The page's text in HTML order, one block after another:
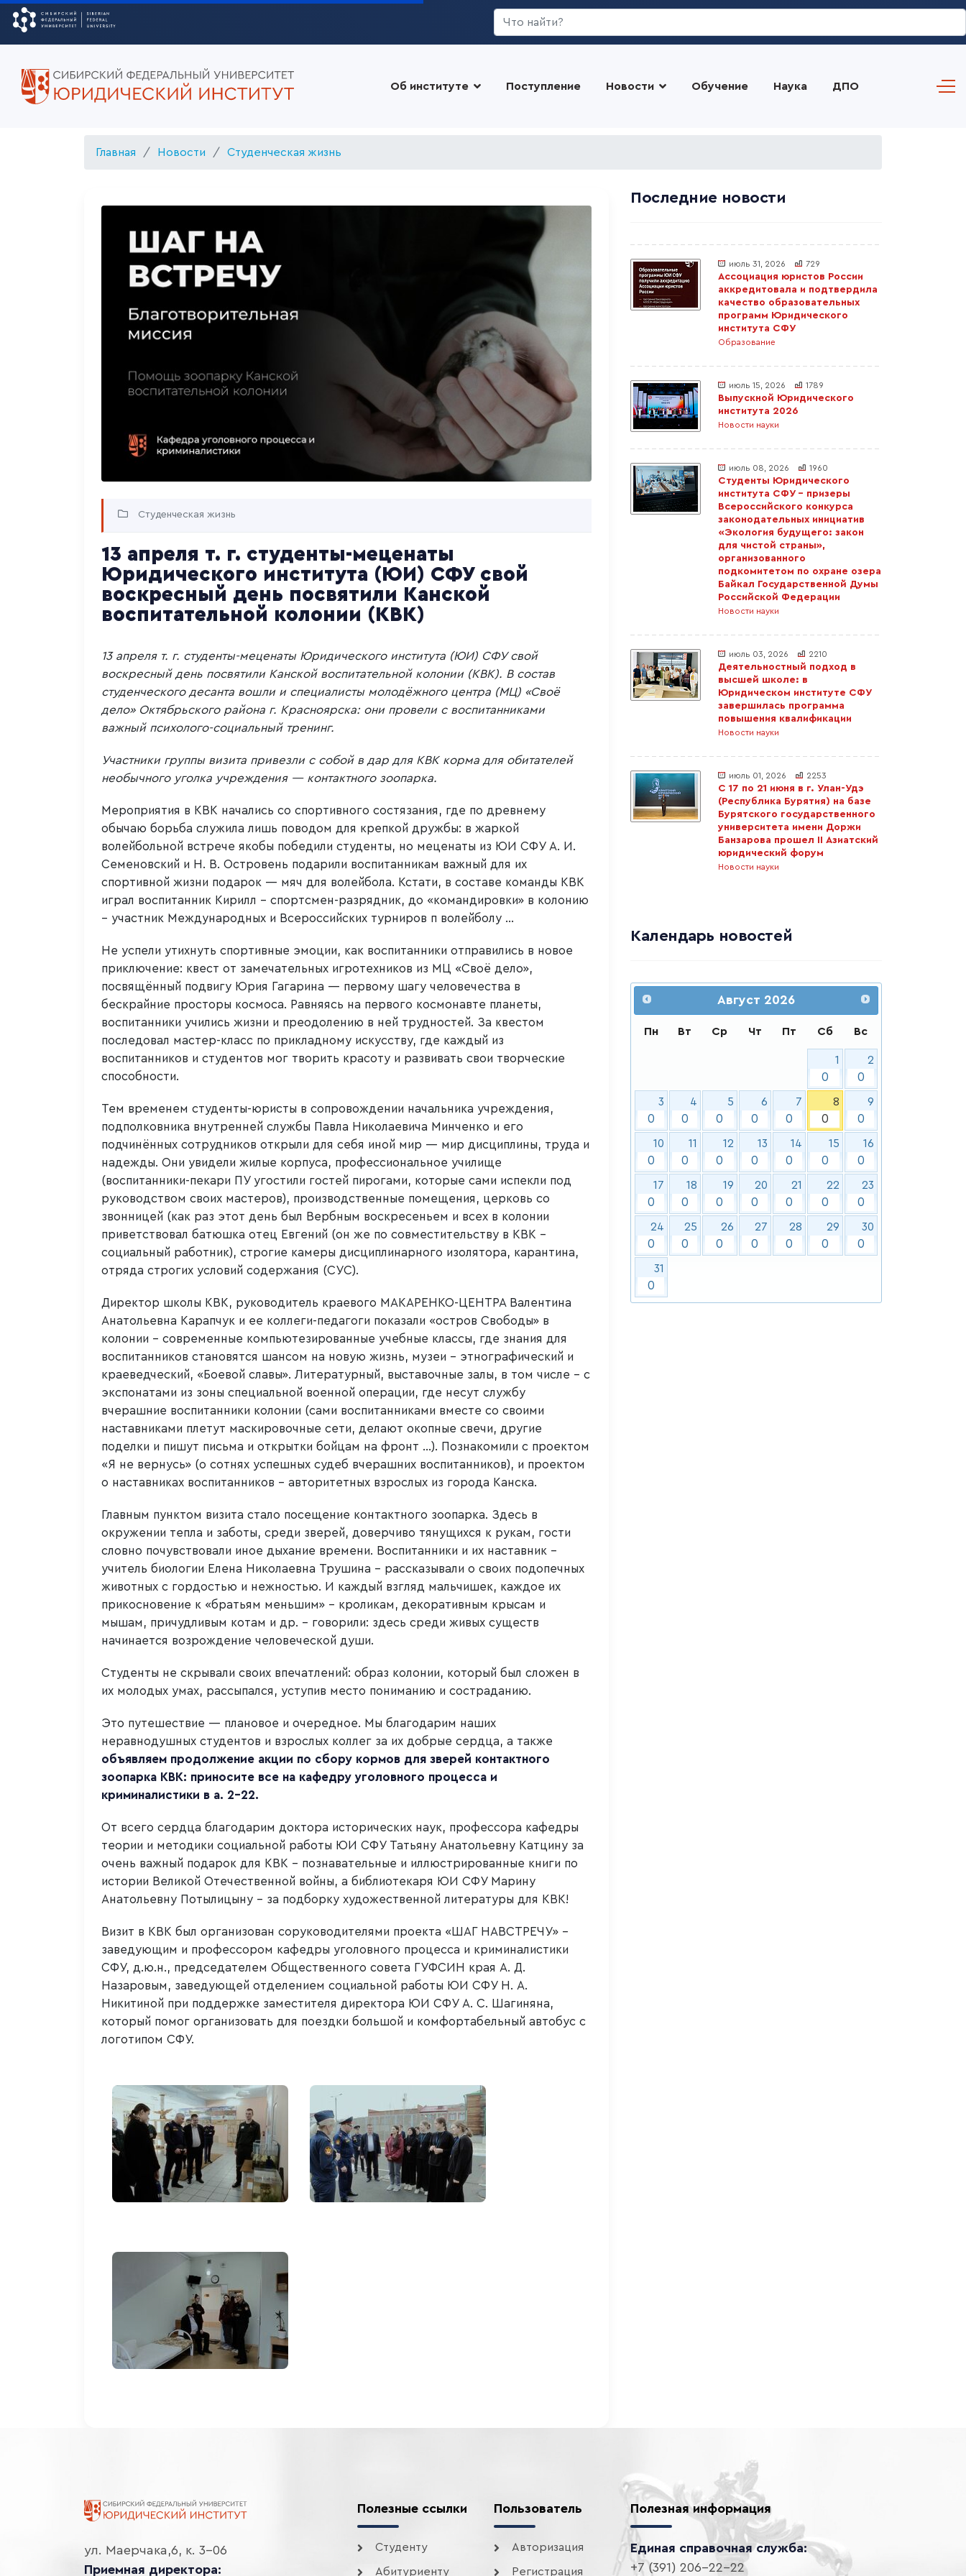
Искать...
Об институте Поступление Новости Обучение Наука ДПО
Главная Новости Студенческая жизнь
Студенческая жизнь
13 апреля т. г. студенты-меценаты
Юридического института (ЮИ) СФУ свой
воскресный день посвятили Канской
воспитательной колонии (КВК)
13 апреля т. г. студенты-меценаты Юридического института (ЮИ) СФУ свой
воскресный день посвятили Канской воспитательной колонии (КВК). В состав
студенческого десанта вошли и специалисты молодёжного центра (МЦ) «Своё
дело» Октябрьского района г. Красноярска: они провели с воспитанниками
важный психолого-социальный тренинг.
Участники группы визита привезли с собой в дар для КВК корма для обитателей
необычного уголка учреждения — контактного зоопарка.
Мероприятия в КВК начались со спортивного состязания, где по древнему
обычаю борьба служила лишь поводом для крепкой дружбы: в жаркой
волейбольной встрече якобы победили студенты, но меценаты из ЮИ СФУ А. И.
Семеновский и Н. В. Островень подарили воспитанникам важный для их
спортивной жизни подарок — мяч для волейбола. Кстати, в составе команды КВК
играл воспитанник Кирилл – спортсмен-разрядник, до «командировки» в колонию
– участник Международных и Всероссийских турниров п волейболу …
Не успели утихнуть спортивные эмоции, как воспитанники отправились в новое
приключение: квест от замечательных игротехников из МЦ «Своё дело»,
посвящённый подвигу Юрия Гагарина — первому шагу человечества в
бескрайние просторы космоса. Равняясь на первого космонавте планеты,
воспитанники учились жизни и преодолению в ней трудностей. За квестом
последовал мастер-класс по прикладному искусству, где каждый из
воспитанников и студентов мог творить красоту и развивать свои творческие
способности.
Тем временем студенты-юристы в сопровождении начальника учреждения,
подполковника внутренней службы Павла Николаевича Минченко и его
подчинённых сотрудников открыли для себя иной мир — мир дисциплины, труда и
надежды. Они увидели жилые корпуса, профессиональное училище
(воспитанники-пекари ПУ угостили гостей пирогами, которые сами испекли под
руководством своих мастеров), производственные помещения, церковь со
звонницей (как раз этот день был Вербным воскресеньем и всех в колонии
приветствовал батюшка отец Евгений (он же по совместительству в КВК –
социальный работник), строгие камеры дисциплинарного изолятора, карантина,
отряда строгих условий содержания (СУС).
Директор школы КВК, руководитель краевого МАКАРЕНКО-ЦЕНТРА Валентина
Анатольевна Карапчук и ее коллеги-педагоги показали «остров Свободы» в
колонии – современные компьютезированные учебные классы, где знания для
воспитанников становятся шансом на новую жизнь, музеи – этнографический и
краеведческий, «Боевой славы». Литературный, выставочные залы, в том числе – с
экспонатами из зоны специальной военной операции, где несут службу
вчерашние воспитанники колонии (сами воспитанниками вместе со своими
наставниками плетут маскировочные сети, делают окопные свечи, другие
поделки и пишут письма и открытки бойцам на фронт …). Познакомили с проектом
«Я не вернусь» (о сотнях успешных судеб вчерашних воспитанников), и проектом
о наставниках воспитанников – авторитетных взрослых из города Канска.
Главным пунктом визита стало посещение контактного зоопарка. Здесь в
окружении тепла и заботы, среди зверей, доверчиво тянущихся к рукам, гости
словно почувствовали иное дыхание времени. Воспитанники и их наставник –
учитель биологии Елена Николаевна Трушина – рассказывали о своих подопечных
животных с гордостью и нежностью. И каждый взгляд мальчишек, каждое их
прикосновение к «братьям меньшим» – кроликам, декоративным крысам и
мышам, причудливым котам и др. – говорили: здесь среди живых существ
начинается возрождение человеческой души.
Студенты не скрывали своих впечатлений: образ колонии, который был сложен в
их молодых умах, рассыпался, уступив место пониманию и состраданию.
Это путешествие — плановое и очередное. Мы благодарим наших
неравнодушных студентов и взрослых коллег за их добрые сердца, а также
объявляем продолжение акции по сбору кормов для зверей контактного
зоопарка КВК: приносите все на кафедру уголовного процесса и
криминалистики в а. 2–22.
От всего сердца благодарим доктора исторических наук, профессора кафедры
теории и методики социальной работы ЮИ СФУ Татьяну Анатольевну Катцину за
очень важный подарок для КВК – познавательные и иллюстрированные книги по
истории Великой Отечественной войны, а библиотекаря ЮИ СФУ Марину
Анатольевну Потылицыну – за подборку художественной литературы для КВК!
Визит в КВК был организован соруководителями проекта «ШАГ НАВСТРЕЧУ» –
заведующим и профессором кафедры уголовного процесса и криминалистики
СФУ, д.ю.н., председателем Общественного совета ГУФСИН края А. Д.
Назаровым, заведующей отделением социальной работы ЮИ СФУ Н. А.
Никитиной при поддержке заместителя директора ЮИ СФУ А. С. Шагиняна,
который помог организовать для поездки большой и комфортабельный автобус с
логотипом СФУ.
Последние новости
июль 31, 2026 729
Ассоциация юристов России
аккредитовала и подтвердила
качество образовательных
программ Юридического
института СФУ
Образование
июль 15, 2026 1789
Выпускной Юридического
института 2026
Новости науки
июль 08, 2026 1960
Студенты Юридического
института СФУ – призеры
Всероссийского конкурса
законодательных инициатив
«Экология будущего: закон
для чистой страны»,
организованного
подкомитетом по охране озера
Байкал Государственной Думы
Российской Федерации
Новости науки
июль 03, 2026 2210
Деятельностный подход в
высшей школе: в
Юридическом институте СФУ
завершилась программа
повышения квалификации
Новости науки
июль 01, 2026 2253
С 17 по 21 июня в г. Улан-Удэ
(Республика Бурятия) на базе
Бурятского государственного
университета имени Доржи
Банзарова прошел II Азиатский
юридический форум
Новости науки
Календарь новостей
Август 2026
Пн Вт Ср Чт Пт Сб Вс
1
0
2
0
3
0
4
0
5
0
6
0
7
0
8
0
9
0
10
0
11
0
12
0
13
0
14
0
15
0
16
0
17
0
18
0
19
0
20
0
21
0
22
0
23
0
24
0
25
0
26
0
27
0
28
0
29
0
30
0
31
0
ул. Маерчака,6, к. 3-06
Приемная директора:
Полезные ссылки
Студенту
Абитуриенту
Пользователь
Авторизация
Регистрация
Полезная информация
Единая справочная служба:
+7 (391) 206-22-22